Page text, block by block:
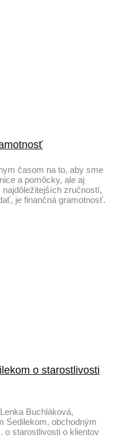
časom na to, aby sme
a pomôcky, ale aj
zručností,
je finančná gramotnosť.
o starostlivosti
Buchláková,
Sedilekom, obchodným
o starostlivosti o klientov